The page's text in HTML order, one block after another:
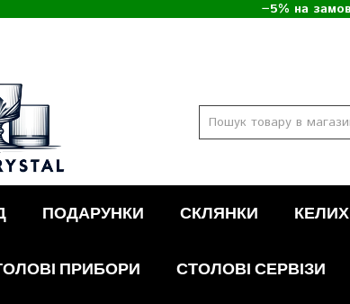
−5% на
ПОДАРУНКИ СКЛЯНКИ
ПРИБОРИ СТОЛОВІ СЕРВІЗИ